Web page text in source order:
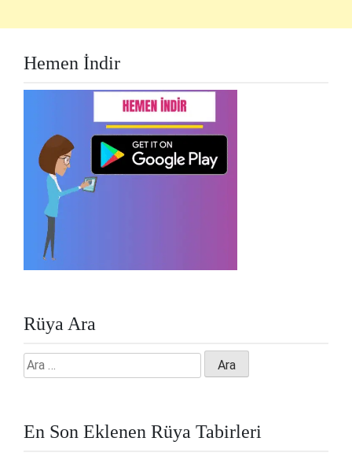
Hemen İndir
Rüya Ara
Arama:
En Son Eklenen Rüya Tabirleri